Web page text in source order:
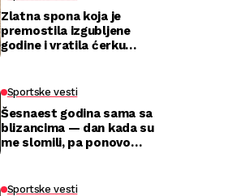
Zlatna spona koja je
premostila izgubljene
godine i vratila ćerku
Sportske vesti
Šesnaest godina sama sa
blizancima — dan kada su
me slomili, pa ponovo
Sportske vesti